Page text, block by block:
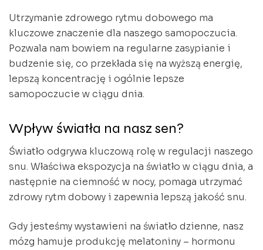
Utrzymanie zdrowego rytmu dobowego ma
kluczowe znaczenie dla naszego samopoczucia.
Pozwala nam bowiem na regularne zasypianie i
budzenie się, co przekłada się na wyższą energię,
lepszą koncentrację i ogólnie lepsze
samopoczucie w ciągu dnia.
Wpływ światła na nasz sen?
Światło odgrywa kluczową rolę w regulacji naszego
snu. Właściwa ekspozycja na światło w ciągu dnia, a
następnie na ciemność w nocy, pomaga utrzymać
zdrowy rytm dobowy i zapewnia lepszą jakość snu.
Gdy jesteśmy wystawieni na światło dzienne, nasz
mózg hamuje produkcję melatoniny – hormonu